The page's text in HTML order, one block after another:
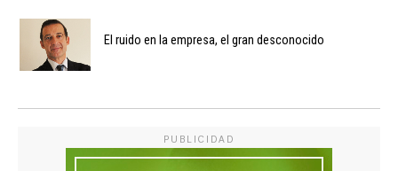
El ruido en la empresa, el gran desconocido
PUBLICIDAD